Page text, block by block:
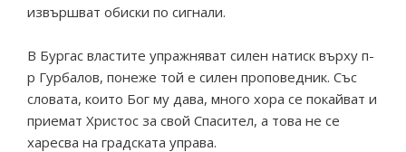
извършват обиски по сигнали.
В Бургас властите упражняват силен натиск върху п-
р Гурбалов, понеже той е силен проповедник. Със
словата, които Бог му дава, много хора се покайват и
приемат Христос за свой Спасител, а това не се
харесва на градската управа.